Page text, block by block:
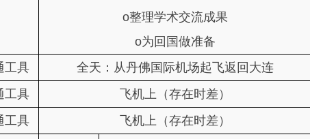
o整理学术交流成果
o为回国做准备
工具
全天：从丹佛国际机场起飞返回大连
工具
飞机上（存在时差）
工具 飞机上（存在时差）